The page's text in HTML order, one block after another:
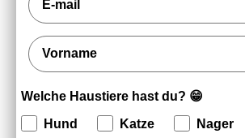
Fornavn
Welche Haustiere hast du? 😁
Hund
Katze
Nager